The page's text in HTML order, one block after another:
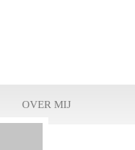
OVER MIJ